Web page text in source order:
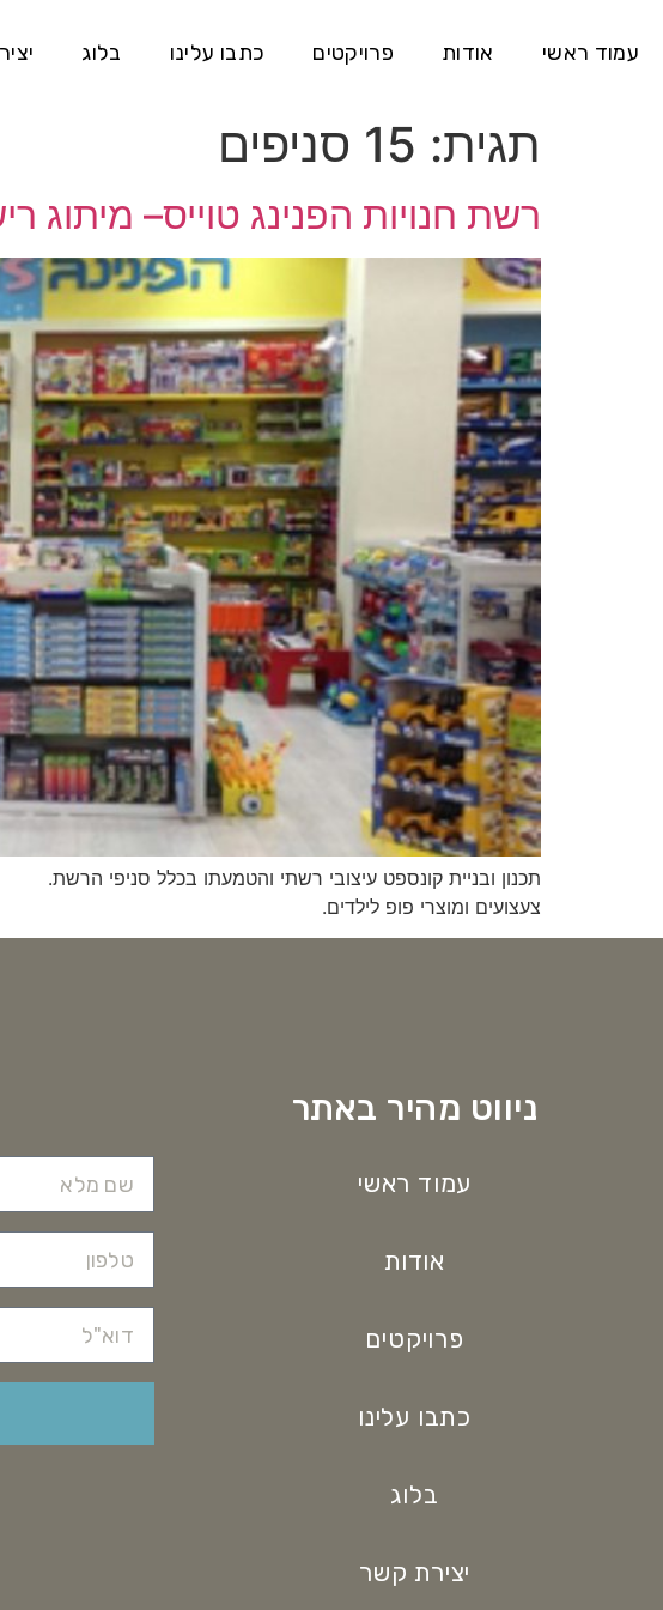
עמוד ראשי אודות פרויקטים כתבו עלינו בלוג
תגית: 15 סניפים
רשת חנויות הפנינג טוייס– מיתוג
תכנון ובניית קונספט עיצובי רשתי והטמעתו בכלל סניפי הרשת.
צעצועים ומוצרי פופ לילדים.
ניווט מהיר באתר
עמוד ראשי
אודות
פרויקטים
כתבו עלינו
בלוג
יצירת קשר